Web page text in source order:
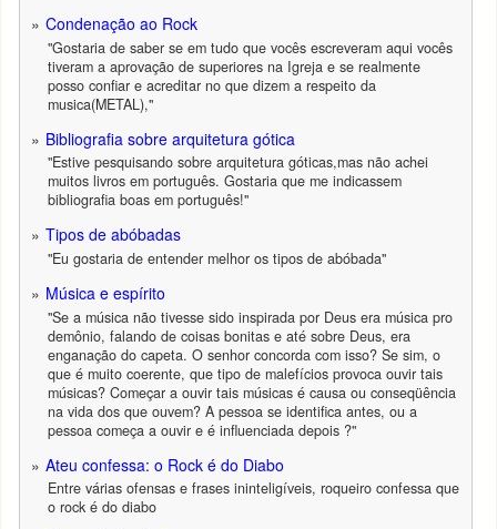
Condenação ao Rock
"Gostaria de saber se em tudo que vocês escreveram aqui vocês
tiveram a aprovação de superiores na Igreja e se realmente
posso confiar e acreditar no que dizem a respeito da
musica(METAL),"
Bibliografia sobre arquitetura gótica
"Estive pesquisando sobre arquitetura góticas,mas não achei
muitos livros em português. Gostaria que me indicassem
bibliografia boas em português!"
Tipos de abóbadas
"Eu gostaria de entender melhor os tipos de abóbada"
Música e espírito
"Se a música não tivesse sido inspirada por Deus era música pro
demônio, falando de coisas bonitas e até sobre Deus, era
enganação do capeta. O senhor concorda com isso? Se sim, o
que é muito coerente, que tipo de malefícios provoca ouvir tais
músicas? Começar a ouvir tais músicas é causa ou conseqüência
na vida dos que ouvem? A pessoa se identifica antes, ou a
pessoa começa a ouvir e é influenciada depois ?"
Ateu confessa: o Rock é do Diabo
Entre várias ofensas e frases ininteligíveis, roqueiro confessa que
o rock é do diabo